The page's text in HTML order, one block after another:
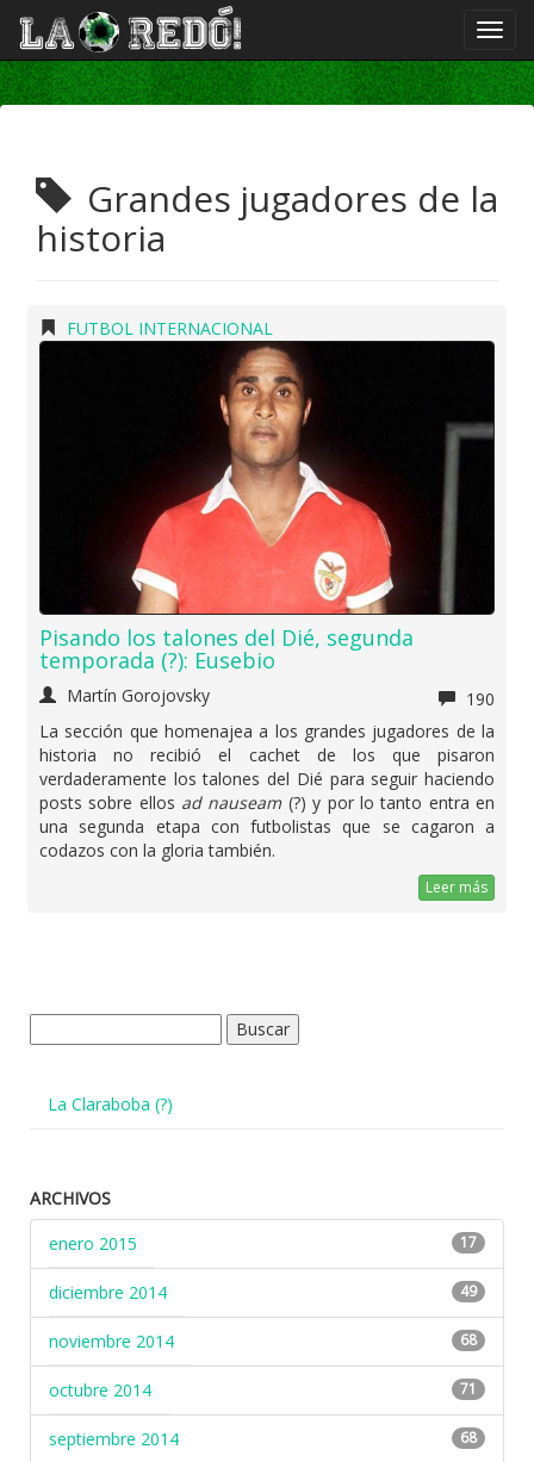
Grandes jugadores de la
historia
FUTBOL INTERNACIONAL
Pisando los talones del Dié, segunda
temporada (?): Eusebio
Martín Gorojovsky
190
La sección que homenajea a los grandes jugadores de la
historia no recibió el cachet de los que pisaron
verdaderamente los talones del Dié para seguir haciendo
posts sobre ellos ad nauseam(?) y por lo tanto entra en
una segunda etapa con futbolistas que se cagaron a
codazos con la gloria también.
Leer más
La Claraboba (?)
ARCHIVOS
enero 2015
17
diciembre 2014 49
noviembre 2014 68
octubre 2014 71
septiembre 2014 68